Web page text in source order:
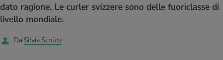
e intolleranze
invernali
delle donne
fisici
D’ATTUALITÀ NELL’AMBITO SERVIZIO
Offerte
dato ragione. Le curler svizzere sono delle fuoriclasse di
livello mondiale.
Da Silvia Schütz